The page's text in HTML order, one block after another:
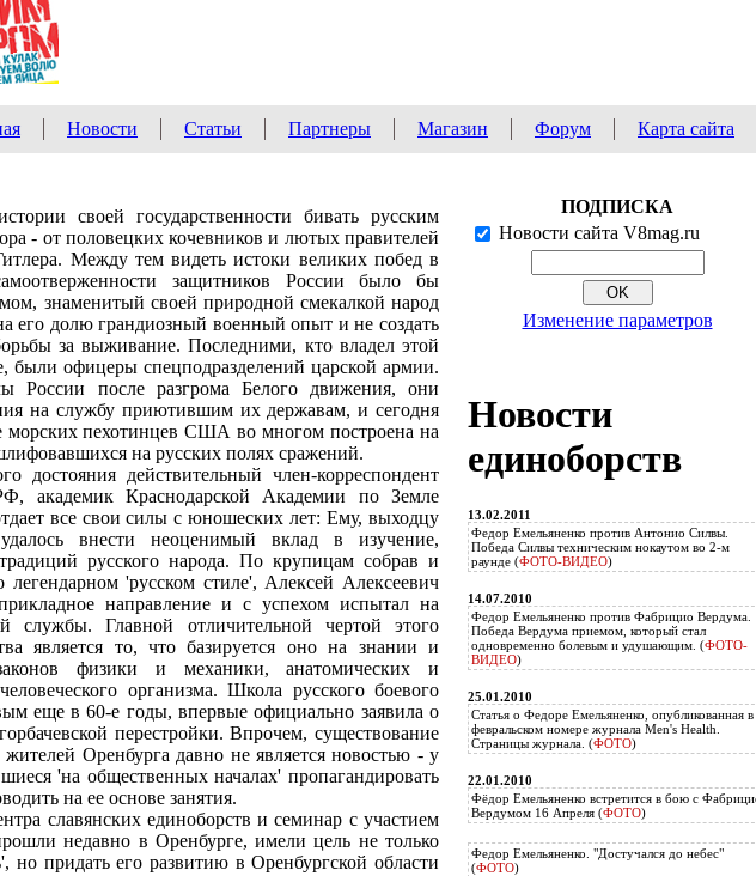
Новости Статьи Партнеры Магазин Форум Карта сайта
своей государственности бивать русским
- от половецких кочевников и лютых правителей
Между тем видеть истоки великих побед в
защитников России было бы
знаменитый своей природной смекалкой народ
его долю грандиозный военный опыт и не создать
за выживание. Последними, кто владел этой
были офицеры спецподразделений царской армии.
России после разгрома Белого движения, они
на службу приютившим их державам, и сегодня
морских пехотинцев США во многом построена на
на русских полях сражений.
достояния действительный член-корреспондент
академик Краснодарской Академии по Земле
все свои силы с юношеских лет: Ему, выходцу
внести неоценимый вклад в изучение,
русского народа. По крупицам собрав и
'русском стиле', Алексей Алексеевич
прикладное направление и с успехом испытал на
службы. Главной отличительной чертой этого
является то, что базируется оно на знании и
физики и механики, анатомических и
организма. Школа русского боевого
еще в 60-е годы, впервые официально заявила о
перестройки. Впрочем, существование
Оренбурга давно не является новостью - у
'на общественных началах' пропагандировать
на ее основе занятия.
славянских единоборств и семинар с участием
недавно в Оренбурге, имели цель не только
но придать его развитию в Оренбургской области
ПОДПИСКА
Новости сайта V8mag.ru
Изменение параметров
Новости
единоборств
13.02.2011
Федор Емельяненко против Антонио Силвы.
Победа Силвы техническим нокаутом во 2-м
раунде (ФОТО-ВИДЕО)
14.07.2010
Федор Емельяненко против Фабрицио Вердума.
Победа Вердума приемом, который стал
одновременно болевым и удушающим. (ФОТО-
ВИДЕО)
25.01.2010
Статья о Федоре Емельяненко, опубликованная в
февральском номере журнала Men's Health.
Страницы журнала. (ФОТО)
22.01.2010
Фёдор Емельяненко встретится в бою с
Вердумом 16 Апреля (ФОТО)
Федор Емельяненко. "Достучался до небес"
(ФОТО)